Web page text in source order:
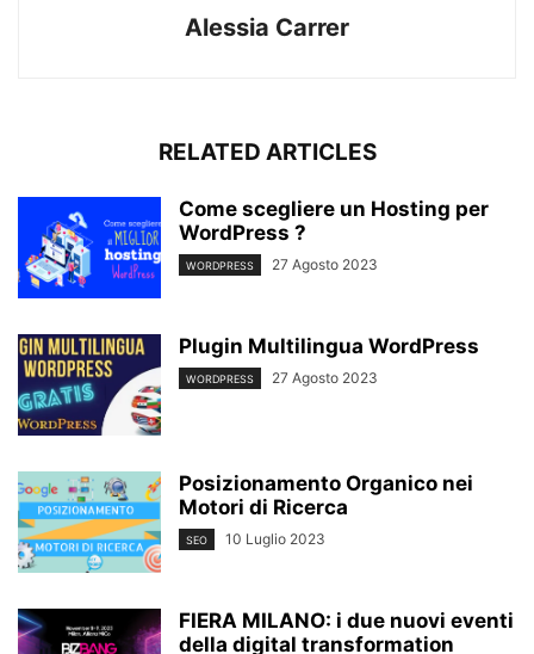
Alessia Carrer
RELATED ARTICLES
Come scegliere un Hosting per
WordPress ?
WORDPRESS 27 Agosto 2023
Plugin Multilingua WordPress
WORDPRESS 27 Agosto 2023
Posizionamento Organico nei
Motori di Ricerca
SEO 10 Luglio 2023
FIERA MILANO: i due nuovi eventi
della digital transformation